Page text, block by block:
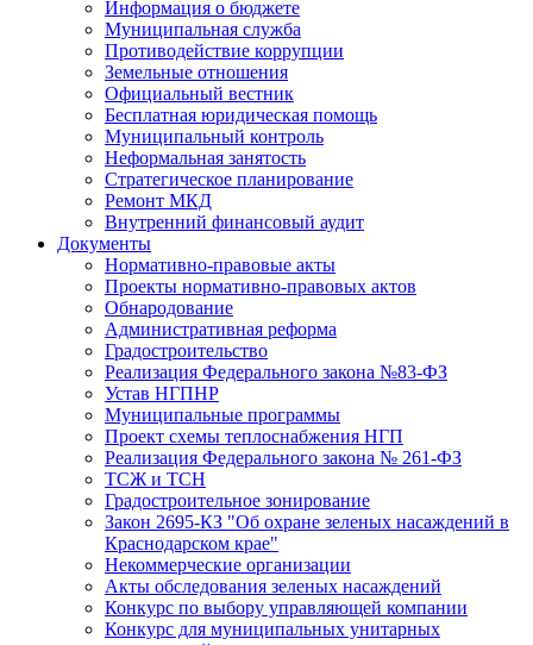
Информация о бюджете
Муниципальная служба
Противодействие коррупции
Земельные отношения
Официальный вестник
Бесплатная юридическая помощь
Муниципальный контроль
Неформальная занятость
Стратегическое планирование
Ремонт МКД
Внутренний финансовый аудит
Документы
Нормативно-правовые акты
Проекты нормативно-правовых актов
Обнародование
Административная реформа
Градостроительство
Реализация Федерального закона №83-ФЗ
Устав НГПНР
Муниципальные программы
Проект схемы теплоснабжения НГП
Реализация Федерального закона № 261-ФЗ
ТСЖ и ТСН
Градостроительное зонирование
Закон 2695-КЗ "Об охране зеленых насаждений в
Краснодарском крае"
Некоммерческие организации
Акты обследования зеленых насаждений
Конкурс по выбору управляющей компании
Конкурс для муниципальных унитарных